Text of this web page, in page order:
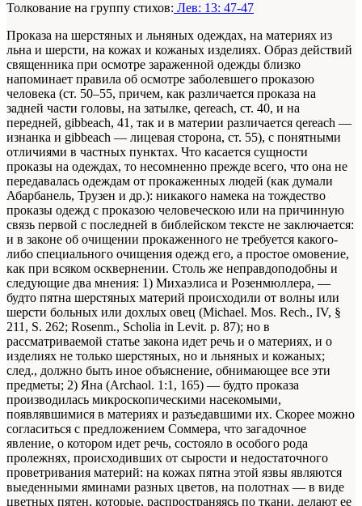
Толкование на группу стихов: Лев: 13: 47-47
Проказа на шерстяных и льняных одеждах, на материях из
льна и шерсти, на кожах и кожаных изделиях. Образ действий
священника при осмотре зараженной одежды близко
напоминает правила об осмотре заболевшего проказою
человека (ст. 50–55, причем, как различается проказа на
задней части головы, на затылке, qereach, ст. 40, и на
передней, gibbeach, 41, так и в материи различается qereach —
изнанка и gibbeach — лицевая сторона, ст. 55), с понятными
отличиями в частных пунктах. Что касается сущности
проказы на одеждах, то несомненно прежде всего, что она не
передавалась одеждам от прокаженных людей (как думали
Абарбанель, Трузен и др.): никакого намека на тождество
проказы одежд с проказою человеческою или на причинную
связь первой с последней в библейском тексте не заключается:
и в законе об очищении прокаженного не требуется какого-
либо специального очищения одежд его, а простое омовение,
как при всяком осквернении. Столь же неправдоподобны и
следующие два мнения: 1) Михаэлиса и Розенмюллера, —
будто пятна шерстяных материй происходили от волны или
шерсти больных или дохлых овец (Michael. Mos. Rech., IV, §
211, S. 262; Rosenm., Scholia in Levit. p. 87); но в
рассматриваемой статье закона идет речь и о материях, и о
изделиях не только шерстяных, но и льняных и кожаных;
след., должно быть иное объяснение, обнимающее все эти
предметы; 2) Яна (Archaol. 1:1, 165) — будто проказа
производилась микроскопическими насекомыми,
появлявшимися в материях и разъедавшими их. Скорее можно
согласиться с предложением Соммера, что загадочное
явление, о котором идет речь, состояло в особого рода
пролежнях, происходивших от сырости и недостаточного
проветривания материй: на кожах пятна этой язвы являются
выеденными яминами разных цветов, на полотнах — в виде
цветных пятен, которые, распространяясь по ткани, делают ее